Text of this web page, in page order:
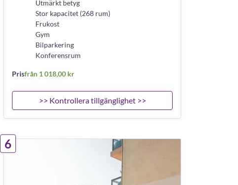
Utmärkt betyg
Stor kapacitet (268 rum)
Frukost
Gym
Bilparkering
Konferensrum
Prisfrån 1 018,00 kr
>> Kontrollera tillgänglighet >>
6